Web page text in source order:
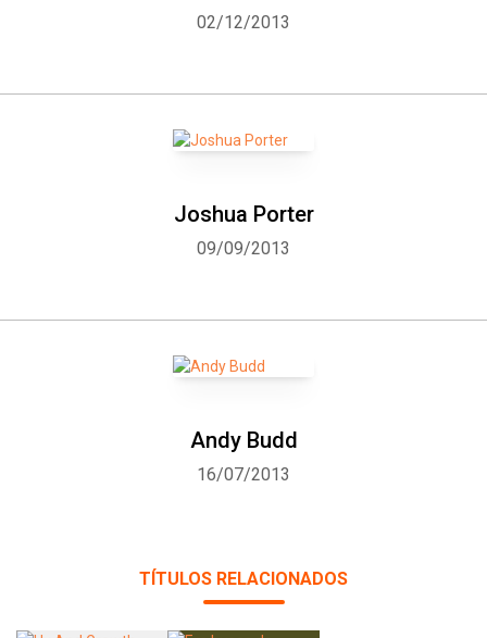
02/12/2013
Joshua Porter
09/09/2013
Andy Budd
16/07/2013
TÍTULOS RELACIONADOS